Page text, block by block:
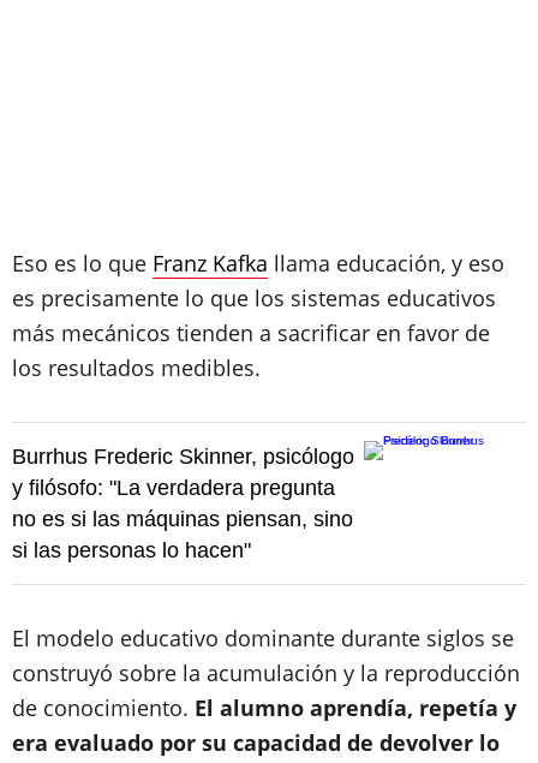
Eso es lo que Franz Kafka llama educación, y eso
es precisamente lo que los sistemas educativos
más mecánicos tienden a sacrificar en favor de
los resultados medibles.
Burrhus Frederic Skinner, psicólogo
y filósofo: "La verdadera pregunta
no es si las máquinas piensan, sino
si las personas lo hacen"
El modelo educativo dominante durante siglos se
construyó sobre la acumulación y la reproducción
de conocimiento. El alumno aprendía, repetía y
era evaluado por su capacidad de devolver lo